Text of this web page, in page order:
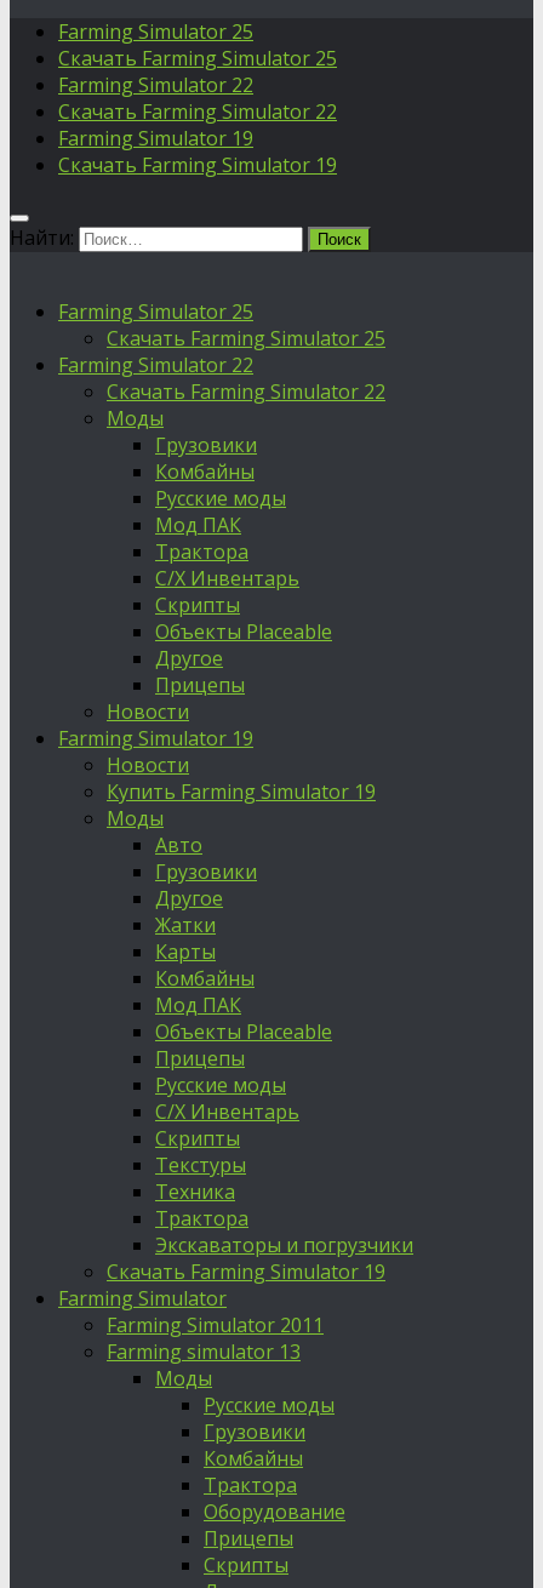
Farming Simulator 25
Скачать Farming Simulator 25
Farming Simulator 22
Скачать Farming Simulator 22
Farming Simulator 19
Скачать Farming Simulator 19
Найти:
Farming Simulator 25
Скачать Farming Simulator 25
Farming Simulator 22
Скачать Farming Simulator 22
Моды
Грузовики
Комбайны
Русские моды
Мод ПАК
Трактора
С/Х Инвентарь
Скрипты
Объекты Placeable
Другое
Прицепы
Новости
Farming Simulator 19
Новости
Купить Farming Simulator 19
Моды
Авто
Грузовики
Другое
Жатки
Карты
Комбайны
Мод ПАК
Объекты Placeable
Прицепы
Русские моды
С/Х Инвентарь
Скрипты
Текстуры
Техника
Трактора
Экскаваторы и погрузчики
Скачать Farming Simulator 19
Farming Simulator
Farming Simulator 2011
Farming simulator 13
Моды
Русские моды
Грузовики
Комбайны
Трактора
Оборудование
Прицепы
Скрипты